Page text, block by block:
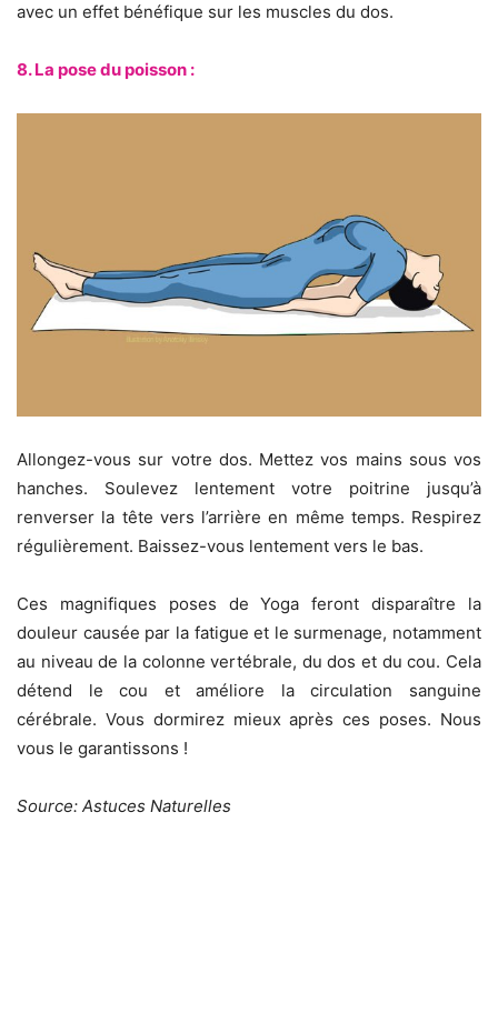
avec un effet bénéfique sur les muscles du dos.
8. La pose du poisson :
Allongez-vous sur votre dos. Mettez vos mains sous vos
hanches. Soulevez lentement votre poitrine jusqu’à
renverser la tête vers l’arrière en même temps. Respirez
régulièrement. Baissez-vous lentement vers le bas.
Ces magnifiques poses de Yoga feront disparaître la
douleur causée par la fatigue et le surmenage, notamment
au niveau de la colonne vertébrale, du dos et du cou. Cela
détend le cou et améliore la circulation sanguine
cérébrale. Vous dormirez mieux après ces poses. Nous
vous le garantissons !
Source: Astuces Naturelles